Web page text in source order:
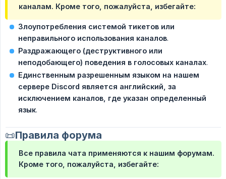
каналам. Кроме того, пожалуйста, избегайте:
Злоупотребления системой тикетов или
неправильного использования каналов.
Раздражающего (деструктивного или
неподобающего) поведения в голосовых каналах.
Единственным разрешенным языком на нашем
сервере Discord является английский, за
исключением каналов, где указан определенный
язык.
📜Правила форума
Все правила чата применяются к нашим форумам.
Кроме того, пожалуйста, избегайте: